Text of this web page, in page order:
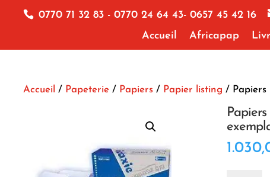
0770 71 32 83 - 0770 24 64 43- 0657 45 42 16
Accueil
Africapap
Accueil / Papeterie/ Papiers/ Papier listing / Papiers